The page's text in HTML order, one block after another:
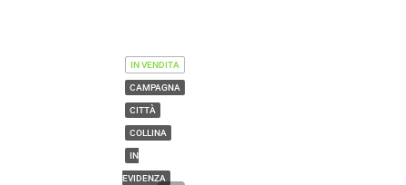
IN VENDITA
CAMPAGNA
CITTÀ
COLLINA
IN
EVIDENZA